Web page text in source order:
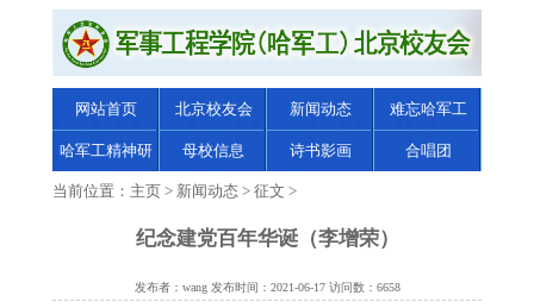
网站首页 北京校友会 新闻动态 难忘哈军工
哈军工精神研
究
母校信息 诗书影画 合唱团
当前位置： 主页 > 新闻动态 > 征文 >
纪念建党百年华诞（李增荣）
发布者：wang 发布时间：2021-06-17 访问数：6658